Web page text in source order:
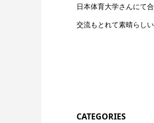
日本体育大学さんにて
交流もとれて素晴らし
CATEGORIES